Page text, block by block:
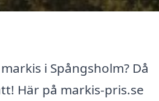
i Spångsholm? Då
Här på markis-pris.se